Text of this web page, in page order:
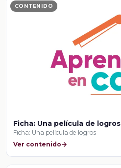
CONTENIDO
Ficha: Una película de logros
Ficha: Una película de logros
Ver contenido